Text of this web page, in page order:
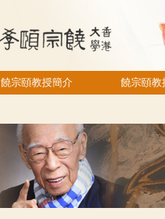
饒宗頤教授簡介 饒宗頤教